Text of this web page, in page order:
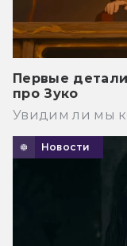
Первые
про Зуко
Увидим ли мы
Новости